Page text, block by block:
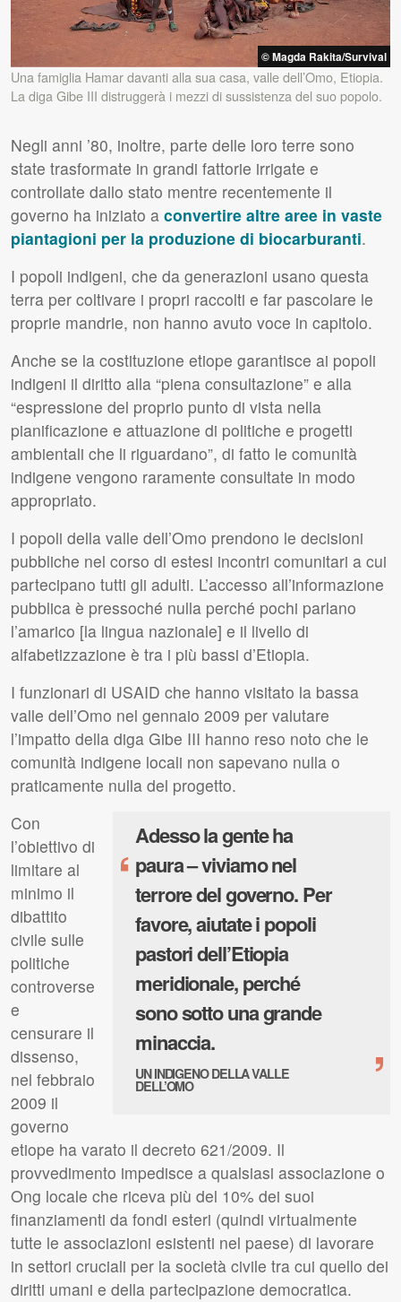
© Magda Rakita/Survival
Una famiglia Hamar davanti alla sua casa, valle dell’Omo, Etiopia.
La diga Gibe III distruggerà i mezzi di sussistenza del suo popolo.
Negli anni ’80, inoltre, parte delle loro terre sono
state trasformate in grandi fattorie irrigate e
controllate dallo stato mentre recentemente il
governo ha iniziato a convertire altre aree in vaste
piantagioni per la produzione di biocarburanti.
I popoli indigeni, che da generazioni usano questa
terra per coltivare i propri raccolti e far pascolare le
proprie mandrie, non hanno avuto voce in capitolo.
Anche se la costituzione etiope garantisce ai popoli
indigeni il diritto alla “piena consultazione” e alla
“espressione del proprio punto di vista nella
pianificazione e attuazione di politiche e progetti
ambientali che li riguardano”, di fatto le comunità
indigene vengono raramente consultate in modo
appropriato.
I popoli della valle dell’Omo prendono le decisioni
pubbliche nel corso di estesi incontri comunitari a cui
partecipano tutti gli adulti. L’accesso all’informazione
pubblica è pressoché nulla perché pochi parlano
l’amarico [la lingua nazionale] e il livello di
alfabetizzazione è tra i più bassi d’Etiopia.
I funzionari di USAID che hanno visitato la bassa
valle dell’Omo nel gennaio 2009 per valutare
l’impatto della diga Gibe III hanno reso noto che le
comunità indigene locali non sapevano nulla o
praticamente nulla del progetto.
‘
Adesso la gente ha
paura – viviamo nel
terrore del governo. Per
favore, aiutate i popoli
pastori dell’Etiopia
meridionale, perché
sono sotto una grande
minaccia.
UN INDIGENO DELLA VALLE
DELL’OMO ’
Con
l’obiettivo di
limitare al
minimo il
dibattito
civile sulle
politiche
controverse
e
censurare il
dissenso,
nel febbraio
2009 il
governo
etiope ha varato il decreto 621/2009. Il
provvedimento impedisce a qualsiasi associazione o
Ong locale che riceva più del 10% dei suoi
finanziamenti da fondi esteri (quindi virtualmente
tutte le associazioni esistenti nel paese) di lavorare
in settori cruciali per la società civile tra cui quello dei
diritti umani e della partecipazione democratica.